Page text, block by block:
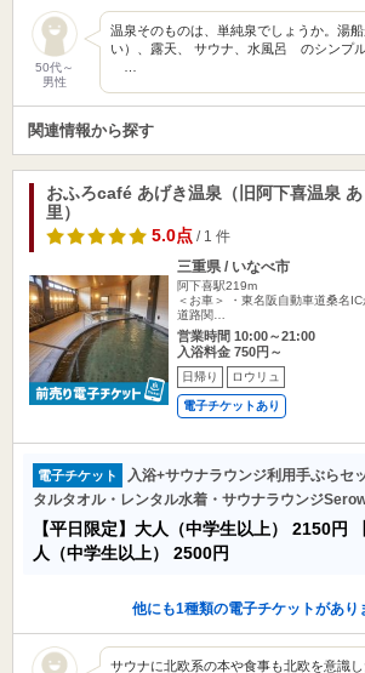
50代～
男性
温泉そのものは、単純泉でしょうか。湯
い）、露天、 サウナ、水風呂 のシンプル
関連情報から探す
おふろcafé あげき温泉（旧阿下喜温泉
里）
5.0点/ 1 件
三重県 / いなべ市
阿下喜駅219m
＜お車＞ ・東名阪自動車道桑名
道路関…
営業時間 10:00～21:00
入浴料金 750円～
日帰り ロウリュ
電子チケットあり
電子チケット
入浴+サウナラウンジ利用手ぶらセ
タルタオル・レンタル水着・サウナラウンジSerow
【平日限定】大人（中学生以上） 2150円
人（中学生以上） 2500円
他にも1種類の電子チケットがあり
サウナに北欧系の本や食事も北欧を意識